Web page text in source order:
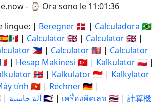
- ⌚ Ora sono le 11:01:37
lingue: | Beregner 🇩🇰 | Calculadora 🇧🇷
| Calculator🇬🇧 | Calculator🇬🇧 |
🇵🇭 | Calculator🇺🇸 | Calculator
| Hesap Makinesi 🇹🇷 | Kalkulator🇵🇱 |
🇳🇴 | Kalkulator🇮🇩 | Kalkylator
tính 🇻🇳 | Rechner🇩🇪 |
| آلة حاسبة🇸🇦 | เครื่องคิดเลข 🇹🇭 | 計算機